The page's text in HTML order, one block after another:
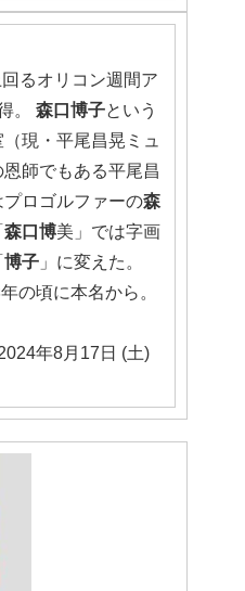
るオリコン週間ア
。 森口博子という
現・平尾昌晃ミュ
師でもある平尾昌
プロゴルファーの森
森口博美」では字画
博子 」に変えた。
の頃に本名から。
年8月17日 (土)